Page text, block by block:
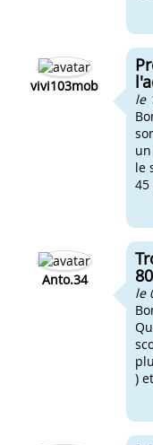
vivi103mob
le
le
Anto.34
le
)